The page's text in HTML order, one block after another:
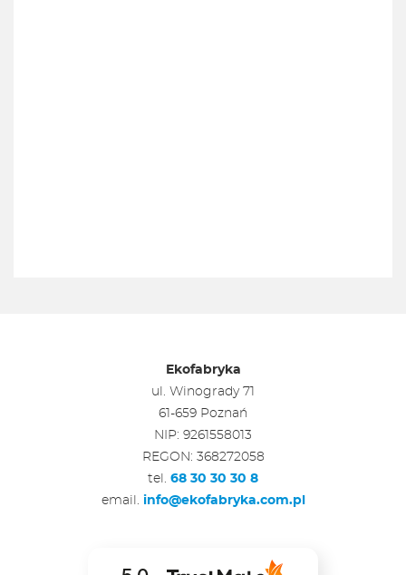
Ekofabryka
ul. Winogrady 71
61-659 Poznań
NIP: 9261558013
REGON: 368272058
tel. 68 30 30 30 8
email. info@ekofabryka.com.pl